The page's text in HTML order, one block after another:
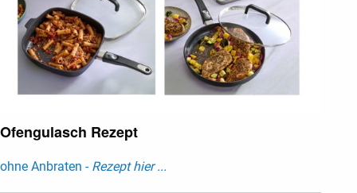
Ofengulasch Rezept
ohne Anbraten - Rezept hier ...